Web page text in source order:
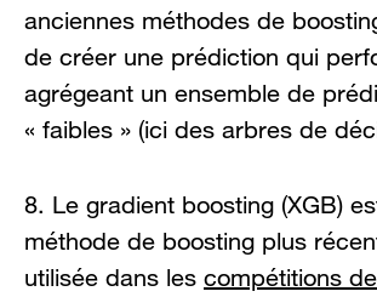
anciennes méthodes de
de créer une prédiction qui
agrégeant un ensemble de
« faibles » (ici des arbres de
8. Le gradient boosting (XGB)
méthode de boosting plus
utilisée dans les compétitions